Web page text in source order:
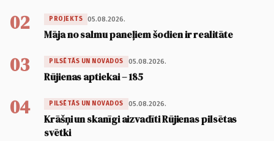
02 PROJEKTS 05.08.2026.
Māja no salmu paneļiem šodien ir realitāte
03 PILSĒTĀS UN NOVADOS 05.08.2026.
Rūjienas aptiekai – 185
04 PILSĒTĀS UN NOVADOS 05.08.2026.
Krāšņi un skanīgi aizvadīti Rūjienas pilsētas
svētki